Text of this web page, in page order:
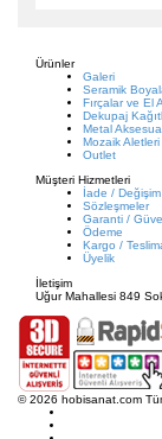
Ürünler
Galeri
Seramik
Fırçalar ve El
Dekupaj
Metal
Mozaik
Outlet
Müşteri Hizmetleri
İade / Değişim
Sözleşmeler
Garanti /
Ödeme
Kargo /
Üyelik
İletişim
Uğur Mahallesi 849
© 2026 hobisanat.com